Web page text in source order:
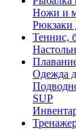
Ножи и
Рюкзаки
Теннис,
Одежда
SUP